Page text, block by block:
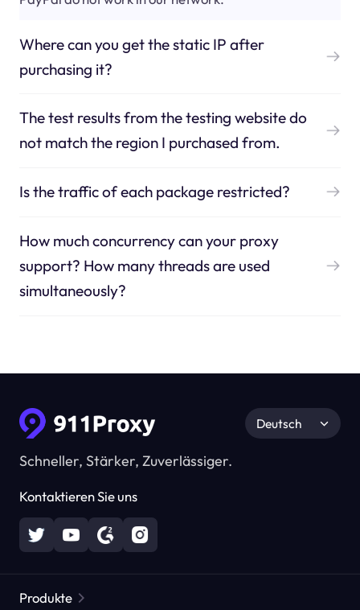
Where can you get the static IP after
purchasing it?
The test results from the testing website do
not match the region I purchased from.
Is the traffic of each package restricted?
How much concurrency can your proxy
support? How many threads are used
simultaneously?
Schneller, Stärker, Zuverlässiger.
Kontaktieren Sie uns
Deutsch
Produkte